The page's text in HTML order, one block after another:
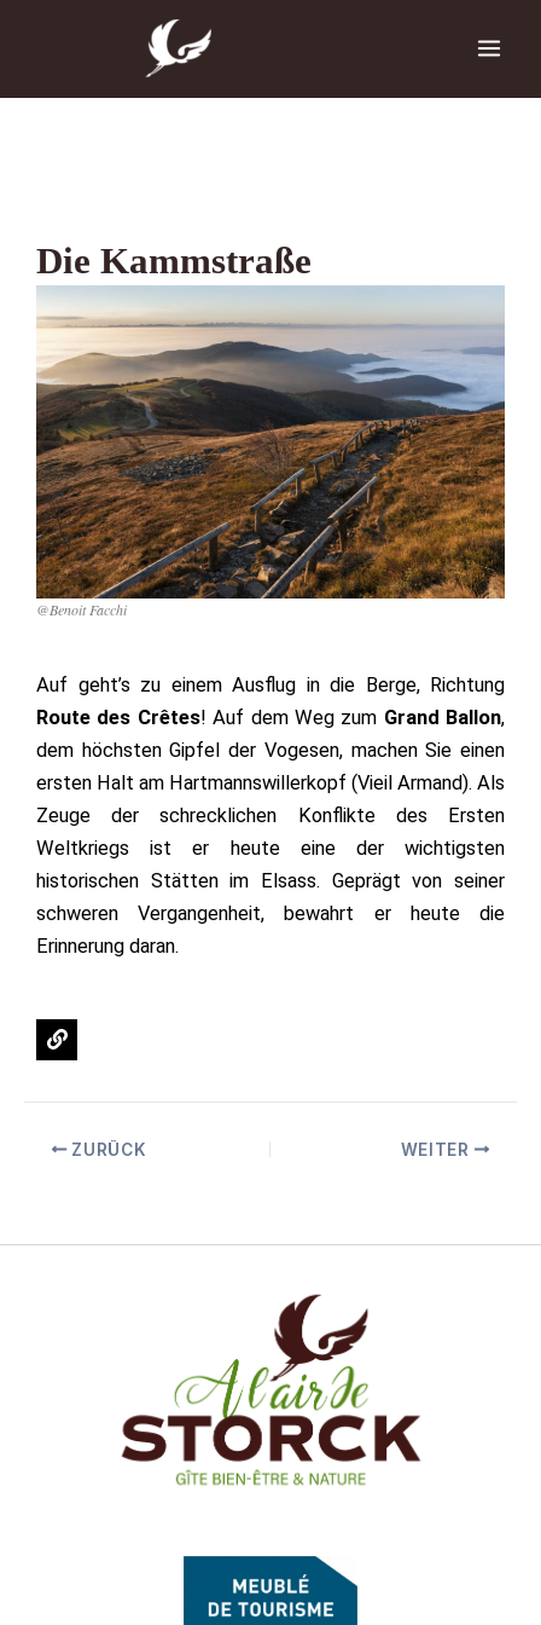
Die Kammstraße
@Benoit Facchi
Auf geht’s zu einem Ausflug in die Berge, Richtung
Route des Crêtes! Auf dem Weg zum Grand Ballon,
dem höchsten Gipfel der Vogesen, machen Sie einen
ersten Halt am Hartmannswillerkopf (Vieil Armand). Als
Zeuge der schrecklichen Konflikte des Ersten
Weltkriegs ist er heute eine der wichtigsten
historischen Stätten im Elsass. Geprägt von seiner
schweren Vergangenheit, bewahrt er heute die
Erinnerung daran.
L
i
n
ZURÜCK WEITER